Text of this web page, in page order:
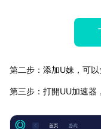
第二步：添加U妹，可以
第三步：打開UU加速器